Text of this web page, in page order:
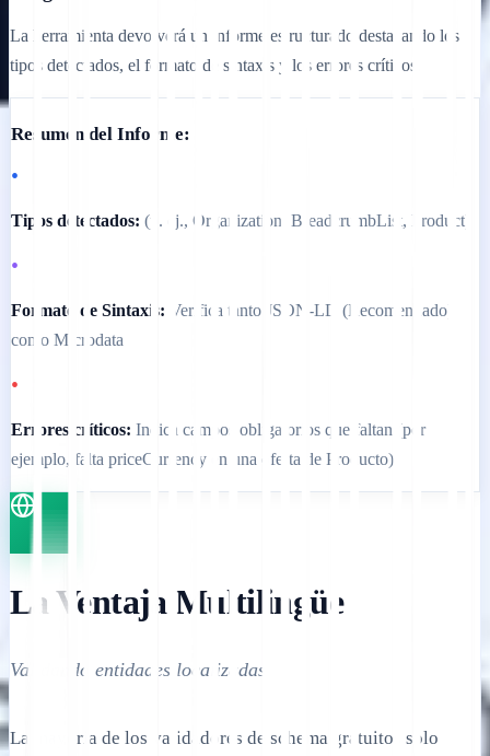
La herramienta devolverá un informe estructurado destacando los
tipos detectados, el formato de sintaxis y los errores críticos.
Resumen del Informe:
•
Tipos detectados: (p. ej., Organization, BreadcrumbList, Product)
•
Formato de Sintaxis: Verifica tanto JSON-LD (Recomendado)
como Microdata
•
Errores críticos: Indica campos obligatorios que faltan (por
ejemplo, falta priceCurrency en una oferta de Producto)
La Ventaja Multilingüe
Validando entidades localizadas.
La mayoría de los validadores de schema gratuitos solo